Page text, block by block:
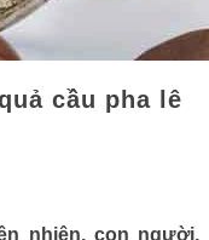
cầu pha lê
nhiên, con người,